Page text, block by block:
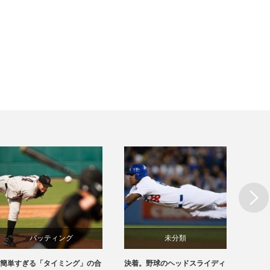
バッティング
簡単すぎる「タイミング」の合
未分類
決着。野球のヘッドスライディ
Next